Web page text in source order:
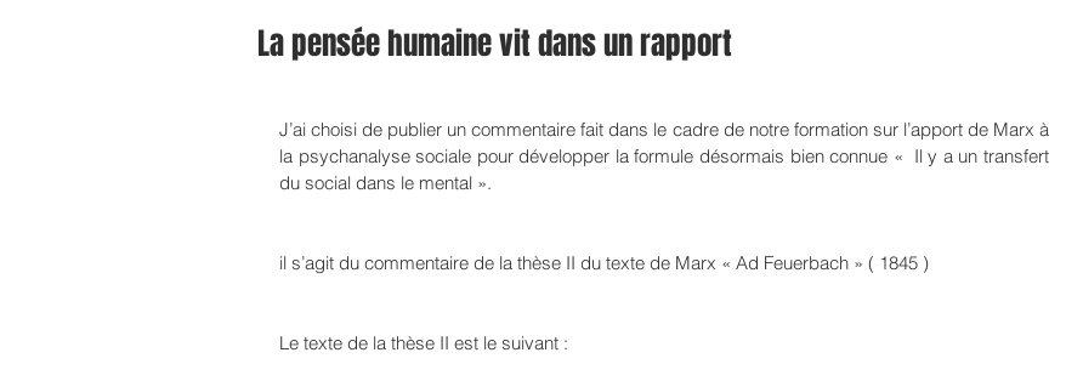
La pensée humaine vit dans un rapport
J’ai choisi de publier un commentaire fait dans le cadre de notre formation sur l’apport de Marx à
la psychanalyse sociale pour développer la formule désormais bien connue «  Il y a un transfert
du social dans le mental ».
il s’agit du commentaire de la thèse II du texte de Marx « Ad Feuerbach » ( 1845 )
Le texte de la thèse II est le suivant :